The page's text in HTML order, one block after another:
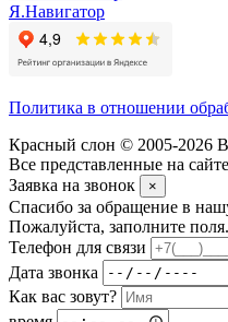
Я.Навигатор
Политика в отношении
Красный слон © 2005-2026
Все представленные на
Заявка на звонок
×
Спасибо за обращение в
Пожалуйста, заполните поля.
Телефон для связи
Дата звонка
Как вас зовут?